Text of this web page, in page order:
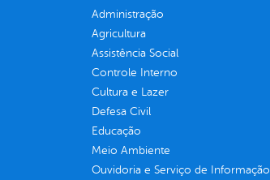
Administração
Agricultura
Assistência Social
Controle Interno
Cultura e Lazer
Defesa Civil
Educação
Meio Ambiente
Ouvidoria e Serviço de Informação